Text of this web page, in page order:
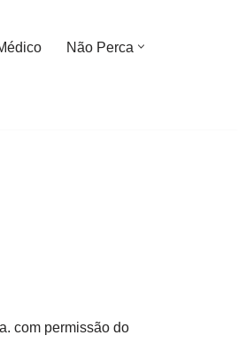
Não Perca
com permissão do